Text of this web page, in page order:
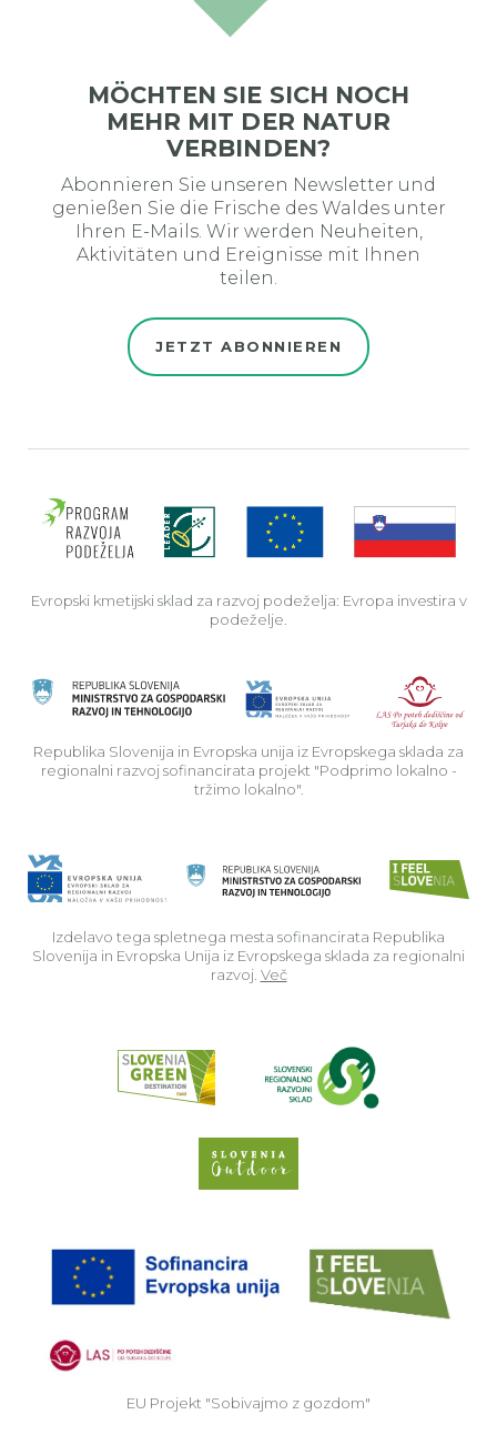
MÖCHTEN SIE SICH NOCH
MEHR MIT DER NATUR
VERBINDEN?
Abonnieren Sie unseren Newsletter und
genießen Sie die Frische des Waldes unter
Ihren E-Mails. Wir werden Neuheiten,
Aktivitäten und Ereignisse mit Ihnen
teilen.
JETZT ABONNIEREN
Evropski kmetijski sklad za razvoj podeželja: Evropa investira v
podeželje.
Republika Slovenija in Evropska unija iz Evropskega sklada za
regionalni razvoj sofinancirata projekt "Podprimo lokalno -
tržimo lokalno".
Izdelavo tega spletnega mesta sofinancirata Republika
Slovenija in Evropska Unija iz Evropskega sklada za regionalni
razvoj. Več
EU Projekt "Sobivajmo z gozdom"